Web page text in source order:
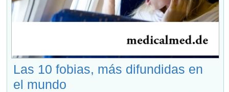
Las 10 fobias, más difundidas en
el mundo